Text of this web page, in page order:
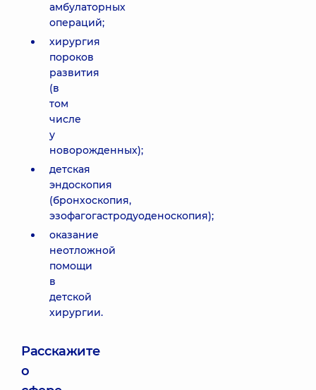
амбулаторных
операций;
хирургия
пороков
развития
(в
том
числе
у
новорожденных);
детская
эндоскопия
(бронхоскопия,
эзофагогастродуоденоскопия);
оказание
неотложной
помощи
в
детской
хирургии.
Расскажите
о